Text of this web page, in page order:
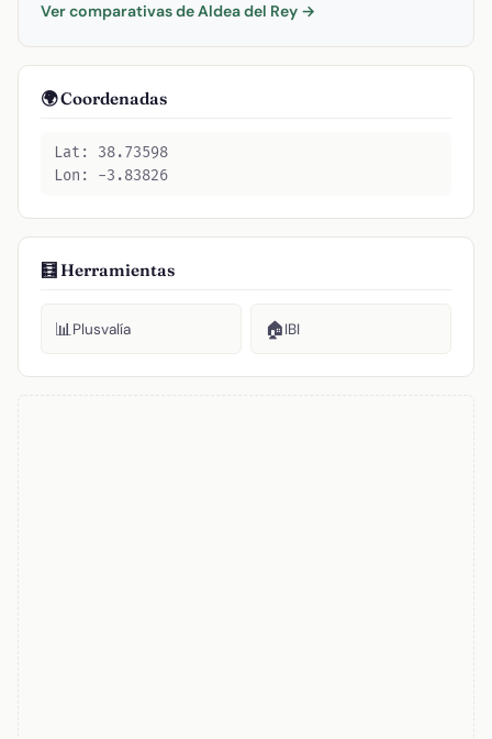
Ver comparativas de Aldea del Rey →
🌍 Coordenadas
Lat: 38.73598
Lon: -3.83826
🧮 Herramientas
📊Plusvalía 🏠IBI